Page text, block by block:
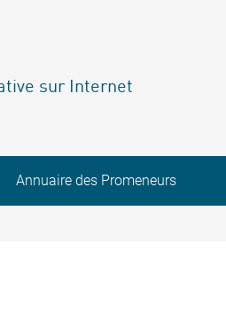
sur Internet
Annuaire des Promeneurs